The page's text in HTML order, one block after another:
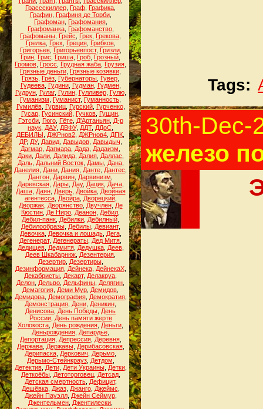
Грассскиллер Граф Графика
Графин, Графиня де Торби,
Графоман, Графомания,
Графоманка, Графоманство,
Графоманы Грейс Грек Грекова
Грелка, Грех Греция, Грибков,
Григорьев, Григорьевпост, Гризли,
Грин Грис Гриша Гроб Грозный
Громов Гросс Грудная жаба Грузия
Грязные деньги Грязные козявки
Грязь Грёз Губернаторы Гувер
Гудеева, Гудини, Гудман, Гудмен,
Гудрун, Гулаг, Гулин, Гулливер, Гулю,
Гуманизм
Гуманист, Гуманность
Гумилёв, Гурвиц, Гурский, Гурченко,
Гусар Гусинский Гучков Гущин
Гэтсби, Гюго, Гёте, Д'Артаньян, Д-р
наук ДАУ, ДВФУ, ДДТ, ДДоС
ДЕБИЛЫ
ДЖРнов2 ДЖРнов4 ДПК
ДР, ДУ, Давид, Давыдов, Давыдыч
Дагмар Дагмара Дада Дадаизм
Даки, Дали, Далида, Далия, Даллас
Даль, Дальний Восток, Дамы, Дана,
Данелия Дани Дания Данте Дантес
Дантон Дарвин Дарвинизм
Даревская, Дары, Дау, Дацик, Дача,
Даша, Даян, Дверь, Двойка, Двойная
агентесса, Двойра, Дворецкий,
Дворжак, Дворянство, Двучлен, Де
Кюстин Де Ниро Деанон Дебил
Дебил-панк Дебилки Дебилный
Дебилообразы, Дебилы, Девиант,
Девочка, Девочка и лошадь, Дега,
Дегенерат, Дегенераты Дед Митя
Дедищев, Дедмитя, Дедушка, Деев,
Деев Шкабарнюк Дезентерия
Дезертир, Дезертиры,
Дезинформация, Дейнека, ДейнекаХ,
Декабристы Декарт, Делакруа
Делон Дельво Дельфины Делягин
Демагогия Деми Мур Демидов
Демидова, Демография, Демократия,
Демонстрация Дени Деникин
Денисова День Победы День
России, День памяти жертв
Холокоста День рождения Деньги
Деньрождения Депардье
Депортация, Депрессия, Деревня,
Держава, Державы, Дерибасовская,
Дерипаска Деркович Дерьмо
Дерьмо-Стейнкрауз, Детдом
Детектив, Дети, Дети Украины, Детки,
Деткоёбы, Детоторговец, Детсад,
Детская смертность, Дефицит,
Дешёвка, Джаз, Джанго, Джеймс
Джейн Пауэлл, Джейн Сеймур,
Джентельмен Джентилески
Tags:
30th-Dec-
железо